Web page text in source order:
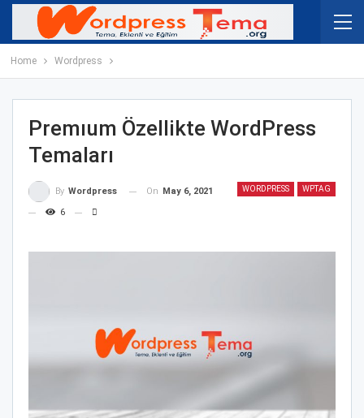
Home Wordpress
Premıum Özellikte WordPress
Temaları
WORDPRESS WPTAG
By Wordpress On May 6, 2021
6